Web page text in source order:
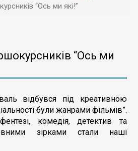
“Ось ми які!”
“Ось ми
відбувся під креативною
були жанрами фільмів”.
комедія, детектив та
зірками стали наші